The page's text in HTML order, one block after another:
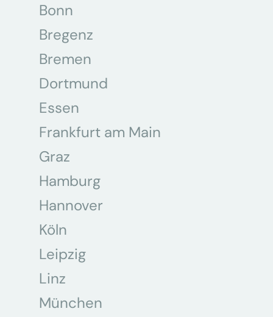
Bonn
Bregenz
Bremen
Dortmund
Essen
Frankfurt am Main
Graz
Hamburg
Hannover
Köln
Leipzig
Linz
München